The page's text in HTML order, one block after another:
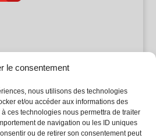
le consentement
nous utilisons des technologies
et/ou accéder aux informations des
ces technologies nous permettra de traiter
de navigation ou les ID uniques
ou de retirer son consentement peut